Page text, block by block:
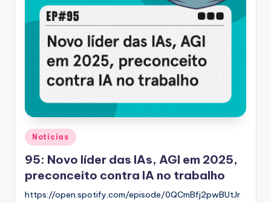
Posted
in
Notícias
95: Novo líder das IAs, AGI em 2025,
preconceito contra IA no trabalho
https://open.spotify.com/episode/0QCmBfj2pwBUtJr